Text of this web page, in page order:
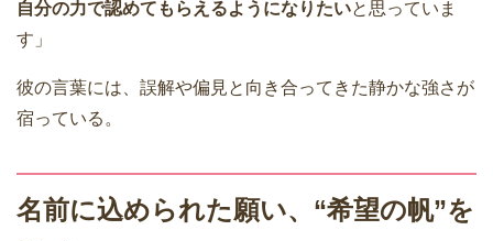
自分の力で認めてもらえるようになりたいと思っていま
す」
彼の言葉には、誤解や偏見と向き合ってきた静かな強さが
宿っている。
名前に込められた願い、“希望の帆”を